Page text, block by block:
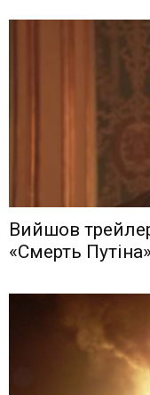
Вийшов
«Смерть